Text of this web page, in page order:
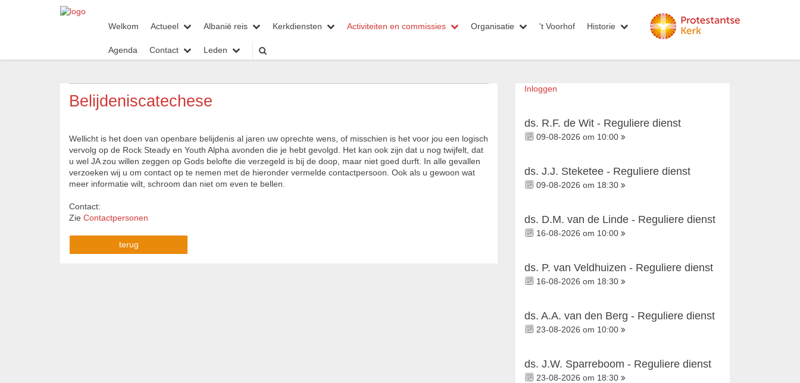
Welkom Actueel Albanië reis Kerkdiensten Activiteiten en commissies Organisatie 't Voorhof Historie
Agenda Contact Leden
Belijdeniscatechese
Wellicht is het doen van openbare belijdenis al jaren uw oprechte wens, of misschien is het voor jou een logisch
vervolg op de Rock Steady en Youth Alpha avonden die je hebt gevolgd. Het kan ook zijn dat u nog twijfelt, dat
u wel JA zou willen zeggen op Gods belofte die verzegeld is bij de doop, maar niet goed durft. In alle gevallen
verzoeken wij u om contact op te nemen met de hieronder vermelde contactpersoon. Ook als u gewoon wat
meer informatie wilt, schroom dan niet om even te bellen.
Contact:
Zie Contactpersonen
terug
Inloggen
ds. R.F. de Wit - Reguliere dienst
09-08-2026 om 10:00
ds. J.J. Steketee - Reguliere dienst
09-08-2026 om 18:30
ds. D.M. van de Linde - Reguliere dienst
16-08-2026 om 10:00
ds. P. van Veldhuizen - Reguliere dienst
16-08-2026 om 18:30
ds. A.A. van den Berg - Reguliere dienst
23-08-2026 om 10:00
ds. J.W. Sparreboom - Reguliere dienst
23-08-2026 om 18:30